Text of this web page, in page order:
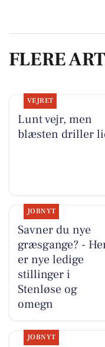
FLERE
VEJRET
Lunt vejr, men
blæsten driller
JOBNYT
Savner du nye
græsgange? -
er nye ledige
stillinger i
Stenløse og
omegn
JOBNYT